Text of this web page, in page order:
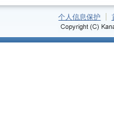
个人信息保护